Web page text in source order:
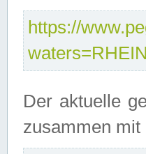
https://
Der aktuelle
zusammen